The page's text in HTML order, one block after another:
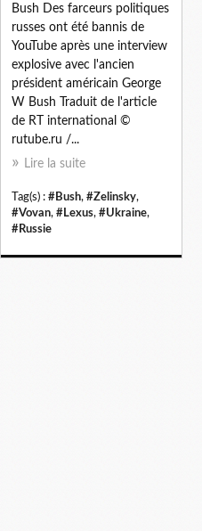
Bush Des farceurs politiques
russes ont été bannis de
YouTube après une interview
explosive avec l'ancien
président américain George
W Bush Traduit de l'article
de RT international ©
rutube.ru /...
Lire la suite
Tag(s) : #Bush, #Zelinsky,
#Vovan, #Lexus, #Ukraine,
#Russie